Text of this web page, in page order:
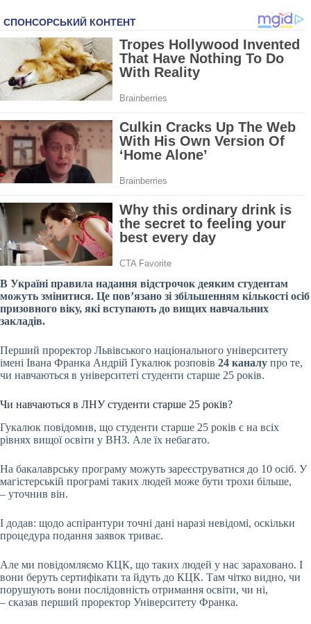
В Україні правила надання відстрочок деяким студентам
можуть змінитися. Це пов’язано зі збільшенням кількості осіб
призовного віку, які вступають до вищих навчальних
закладів.
Перший проректор Львівського національного університету
імені Івана Франка Андрій Гукалюк розповів 24 каналу про те,
чи навчаються в університеті студенти старше 25 років.
Чи навчаються в ЛНУ студенти старше 25 років?
Гукалюк повідомив, що студенти старше 25 років є на всіх
рівнях вищої освіти у ВНЗ. Але їх небагато.
На бакалаврську програму можуть зареєструватися до 10 осіб. У
магістерській програмі таких людей може бути трохи більше,
– уточнив він.
І додав: щодо аспірантури точні дані наразі невідомі, оскільки
процедура подання заявок триває.
Але ми повідомляємо КЦК, що таких людей у нас зараховано. І
вони беруть сертифікати та йдуть до КЦК. Там чітко видно, чи
порушують вони послідовність отримання освіти, чи ні,
– сказав перший проректор Університету Франка.